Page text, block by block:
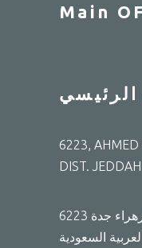
Main
6223, AHMED
DIST.
6223 شارع أحمد العطاس، حي الزهراء جدة